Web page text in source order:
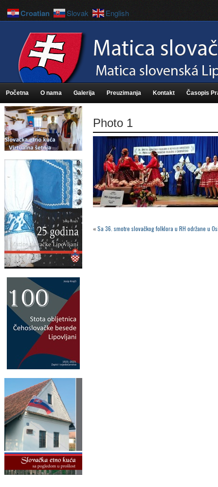
Početna O nama Galerija Preuzimanja Kontakt Časopis
Photo 1
«Sa 36. smotre slovačkog folklora u RH održane u
Croatian Slovak English